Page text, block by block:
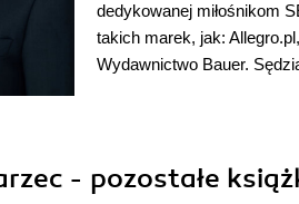
dedykowanej miłośnikom
takich marek, jak:
Wydawnictwo Bauer.
- pozostałe